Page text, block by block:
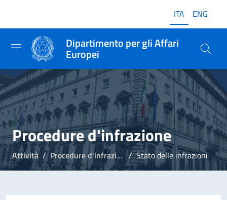
ITA ENG
Dipartimento per gli Affari
Europei
Procedure d'infrazione
Attività Procedure d'infrazione Stato delle infrazioni